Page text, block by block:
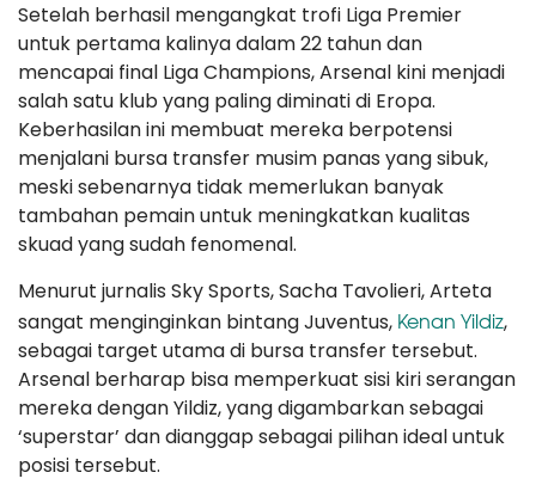
Setelah berhasil mengangkat trofi Liga Premier
untuk pertama kalinya dalam 22 tahun dan
mencapai final Liga Champions, Arsenal kini menjadi
salah satu klub yang paling diminati di Eropa.
Keberhasilan ini membuat mereka berpotensi
menjalani bursa transfer musim panas yang sibuk,
meski sebenarnya tidak memerlukan banyak
tambahan pemain untuk meningkatkan kualitas
skuad yang sudah fenomenal.
Menurut jurnalis Sky Sports, Sacha Tavolieri, Arteta
sangat menginginkan bintang Juventus, Kenan Yildiz,
sebagai target utama di bursa transfer tersebut.
Arsenal berharap bisa memperkuat sisi kiri serangan
mereka dengan Yildiz, yang digambarkan sebagai
‘superstar’ dan dianggap sebagai pilihan ideal untuk
posisi tersebut.